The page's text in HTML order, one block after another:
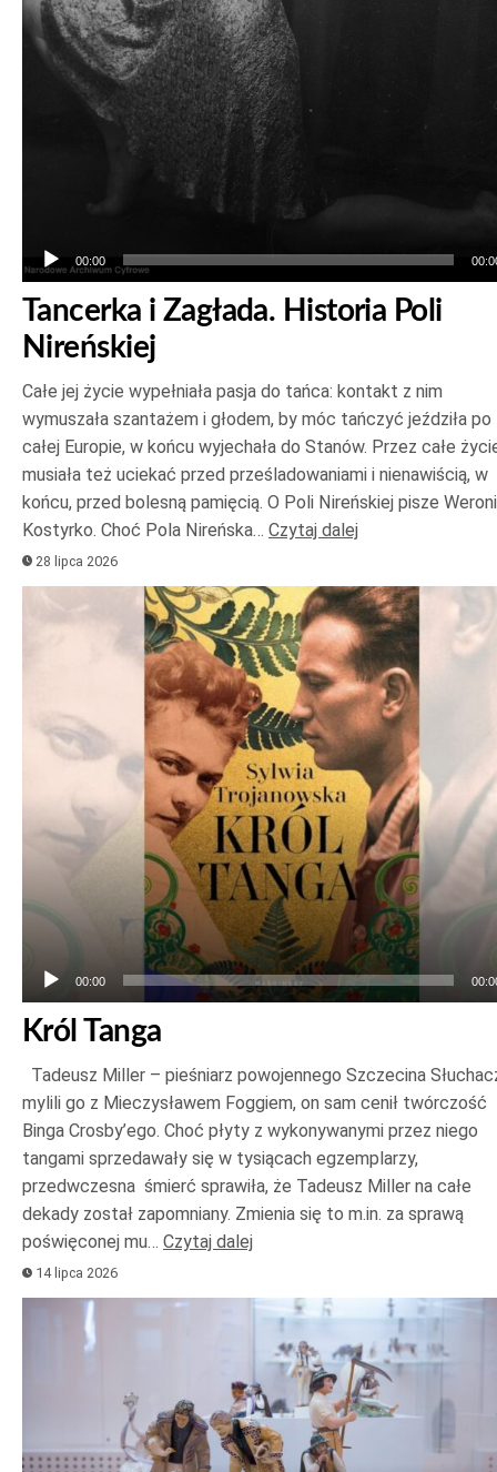
00:00
Tancerka i Zagłada. Historia Poli
Nireńskiej
Całe jej życie wypełniała pasja do tańca: kontakt z nim
wymuszała szantażem i głodem, by móc tańczyć jeździła po
całej Europie, w końcu wyjechała do Stanów. Przez całe
musiała też uciekać przed prześladowaniami i nienawiścią, w
końcu, przed bolesną pamięcią. O Poli Nireńskiej pisze
Kostyrko. Choć Pola Nireńska… Czytaj dalej
28 lipca 2026
plików
00:00
Król Tanga
Tadeusz Miller – pieśniarz powojennego Szczecina
mylili go z Mieczysławem Foggiem, on sam cenił twórczość
Binga Crosby’ego. Choć płyty z wykonywanymi przez niego
tangami sprzedawały się w tysiącach egzemplarzy,
przedwczesna śmierć sprawiła, że Tadeusz Miller na całe
dekady został zapomniany. Zmienia się to m.in. za sprawą
poświęconej mu… Czytaj dalej
14 lipca 2026
Odtwarzacz